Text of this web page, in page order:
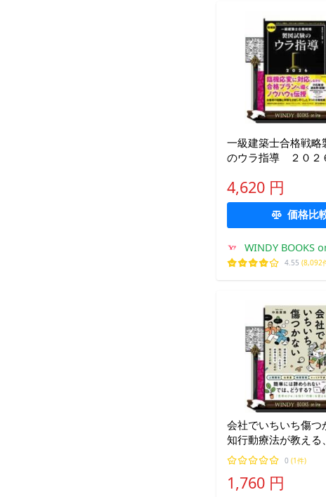
一級建築士合格戦略
のウラ指導 ２０
4,620 円
価格比
WINDY BOOKS
4.55 (8,092
会社でいちいち傷つか
知行動療法が教える
り成果を出すための
行動
0 (1件)
1,760 円